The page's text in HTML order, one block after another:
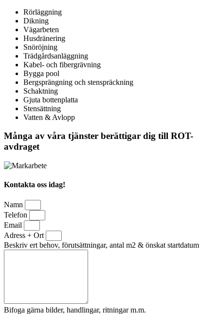
Rörläggning
Dikning
Vägarbeten
Husdränering
Snöröjning
Trädgårdsanläggning
Kabel- och fibergrävning
Bygga pool
Bergsprängning och stenspräckning
Schaktning
Gjuta bottenplatta
Stensättning
Vatten & Avlopp
Många av våra tjänster berättigar dig till ROT-
avdraget
Kontakta oss idag!
Namn
Telefon
Email
Adress + Ort
Beskriv ert behov, förutsättningar, antal m2 & önskat startdatum
Bifoga gärna bilder, handlingar, ritningar m.m.